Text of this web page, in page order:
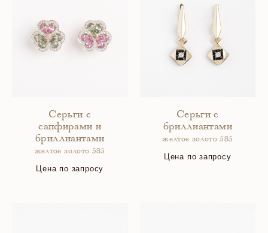
Серьги с
сапфирами и
бриллиантами
желтое золото 585
Цена по запросу
Серьги с
бриллиантами
желтое золото 585
Цена по запросу